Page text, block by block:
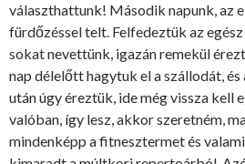
választhattunk! Második napunk, az
fürdőzéssel telt. Felfedeztük az
sokat nevettünk, igazán remekül
nap délelőtt hagytuk el a szállodát,
után úgy éreztük, ide még vissza kell
valóban, így lesz, akkor szeretném,
mindenképp a fitnesztermet és